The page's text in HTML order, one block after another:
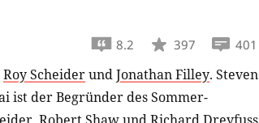
8.2 397 401
Roy ScheiderundJonathan Filley. Steven
ist der Begründer des Sommer-